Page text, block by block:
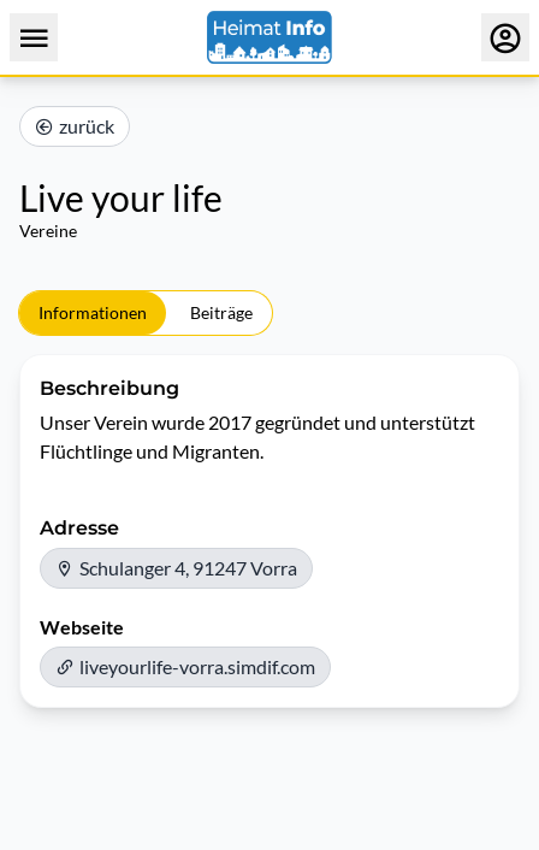
zurück
Live your life
Vereine
Informationen Beiträge
Beschreibung
Unser Verein wurde 2017 gegründet und unterstützt
Flüchtlinge und Migranten.
Adresse
Schulanger 4, 91247 Vorra
Webseite
liveyourlife-vorra.simdif.com